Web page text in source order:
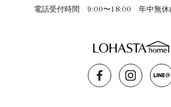
電話受付時間 9:00〜18:00 年中無休(